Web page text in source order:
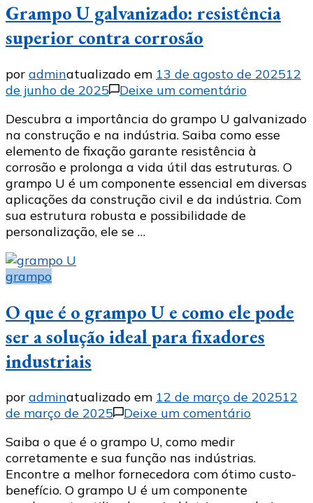
Grampo U galvanizado: resistência
superior contra corrosão
por adminatualizado em 13 de agosto de 202512
de junho de 2025
Deixe um comentárioem
U
resistência
superior
contra
corrosão
Descubra a importância do grampo U galvanizado
na construção e na indústria. Saiba como esse
elemento de fixação garante resistência à
corrosão e prolonga a vida útil das estruturas. O
grampo U é um componente essencial em diversas
aplicações da construção civil e da indústria. Com
sua estrutura robusta e possibilidade de
personalização, ele se …
grampo
O que é o grampo U e como ele pode
ser a solução ideal para fixadores
industriais
por adminatualizado em 12 de março de 202512
de março de 2025
Deixe um comentárioem
é
o
Saiba o que é o grampo U, como medir
corretamente e sua função nas indústrias.
Encontre a melhor fornecedora com ótimo custo-
benefício. O grampo U é um componente